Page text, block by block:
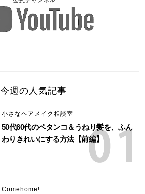
今週の人気記事
小さなヘアメイク相談室
50代60代のペタンコ＆うねり髪を、ふん
わりきれいにする方法【前編】
Comehome!